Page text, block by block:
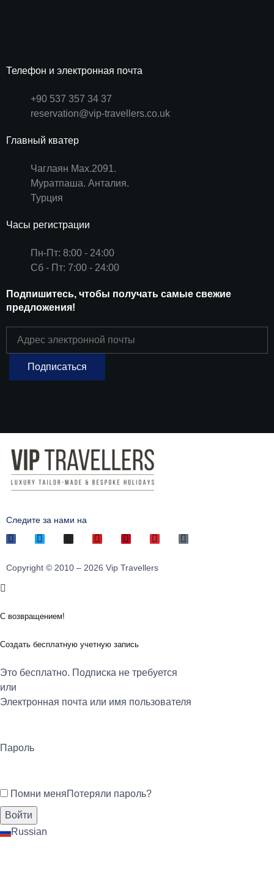
Телефон и электронная почта
+90 537 357 34 37
reservation@vip-travellers.co.uk
Главный кватер
Чаглаян Мах.2091.
Муратпаша. Анталия.
Турция
Часы регистрации
Пн-Пт: 8:00 - 24:00
Сб - Пт: 7:00 - 24:00
Подпишитесь, чтобы получать самые свежие
предложения!
Следите за нами на
Copyright © 2010 – 2026 Vip Travellers
С возвращением!
Создать бесплатную учетную запись
Это бесплатно. Подписка не требуется
или
Электронная почта или имя пользователя
Пароль
Помни меняПотеряли пароль?
Russian